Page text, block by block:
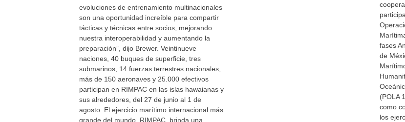
evoluciones de entrenamiento multinacionales
son una oportunidad increíble para compartir
tácticas y técnicas entre socios, mejorando
nuestra interoperabilidad y aumentando la
preparación”, dijo Brewer. Veintinueve
naciones, 40 buques de superficie, tres
submarinos, 14 fuerzas terrestres nacionales,
más de 150 aeronaves y 25.000 efectivos
participan en RIMPAC en las islas hawaianas y
sus alrededores, del 27 de junio al 1 de
agosto. El ejercicio marítimo internacional más
grande del mundo, RIMPAC, brinda una
fases
de
(POLA
como
los